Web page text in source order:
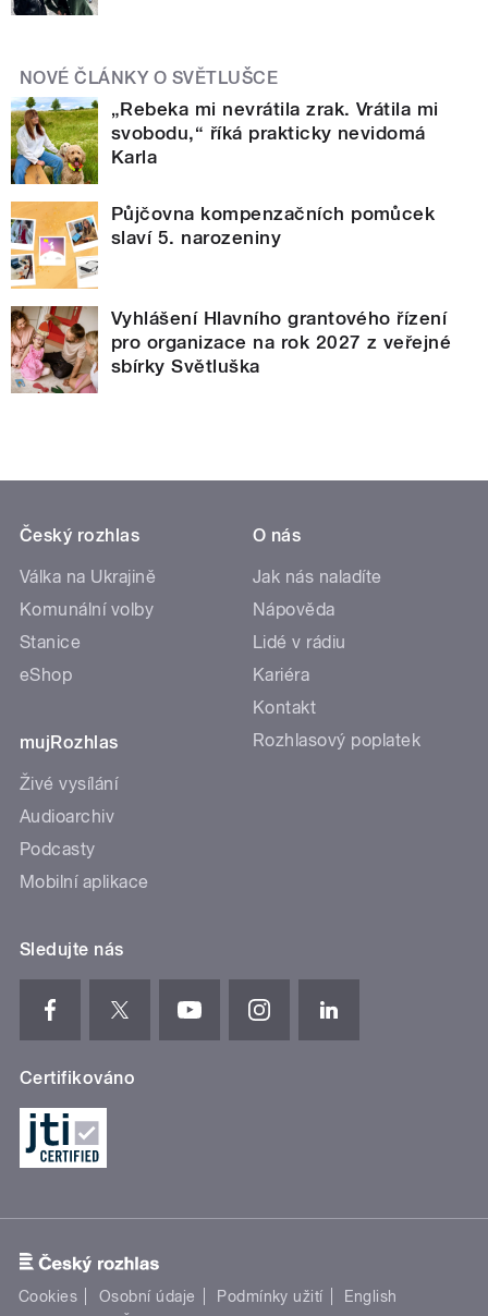
NOVÉ ČLÁNKY O SVĚTLUŠCE
„Rebeka mi nevrátila zrak. Vrátila mi
svobodu,“ říká prakticky nevidomá
Karla
Půjčovna kompenzačních pomůcek
slaví 5. narozeniny
Vyhlášení Hlavního grantového řízení
pro organizace na rok 2027 z veřejné
sbírky Světluška
Český rozhlas
Válka na Ukrajině
Komunální volby
Stanice
eShop
mujRozhlas
Živé vysílání
Audioarchiv
Podcasty
Mobilní aplikace
O nás
Jak nás naladíte
Nápověda
Lidé v rádiu
Kariéra
Kontakt
Rozhlasový poplatek
Sledujte nás
Certifikováno
Cookies Osobní údaje Podmínky užití
English